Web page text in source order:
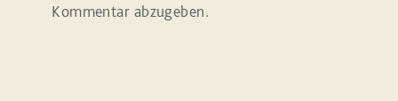
Kommentar abzugeben.